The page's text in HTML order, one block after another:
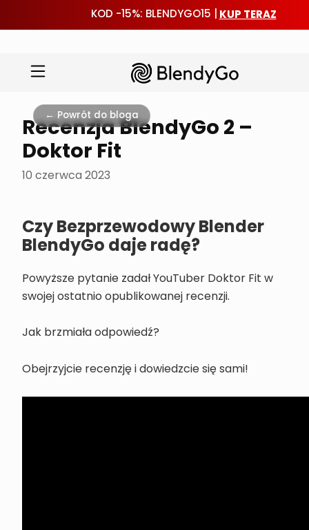
KOD -15%: BLENDYGO15 |KUP TERAZ
treści ← Powrót do bloga
Recenzja BlendyGo 2 –
Doktor Fit
10 czerwca 2023
Czy Bezprzewodowy Blender
BlendyGo daje radę?
Powyższe pytanie zadał YouTuber Doktor Fit w
swojej ostatnio opublikowanej recenzji.
Jak brzmiała odpowiedź?
Obejrzyjcie recenzję i dowiedzcie się sami!